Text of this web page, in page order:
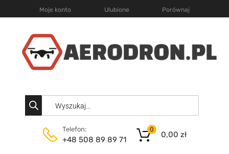
Moje konto Ulubione Porównaj
Telefon:
+48 508 89 89 71
0,00 zł
0